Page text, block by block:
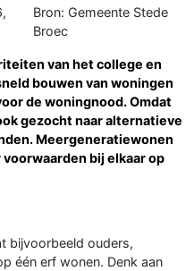
Bron: Gemeente Stede
Broec
van het college en
bouwen van woningen
de woningnood. Omdat
gezocht naar alternatieve
Meergeneratiewonen
bij elkaar op
bijvoorbeeld ouders,
één erf wonen. Denk aan